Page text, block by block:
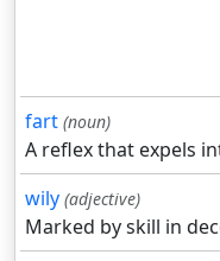
fart (noun)
A reflex that expels
wily (adjective)
Marked by skill in